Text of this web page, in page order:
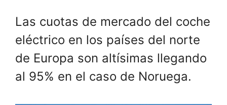
Las cuotas de mercado del coche
eléctrico en los países del norte
de Europa son altísimas llegando
al 95% en el caso de Noruega.